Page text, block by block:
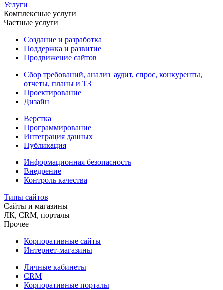
Услуги
Комплексные услуги
Частные услуги
Создание и разработка
Поддержка и развитие
Продвижение сайтов
Сбор требований, анализ, аудит, спрос, конкуренты,
отчеты, планы и ТЗ
Проектирование
Дизайн
Верстка
Программирование
Интеграция данных
Публикация
Информационная безопасность
Внедрение
Контроль качества
Типы сайтов
Сайты и магазины
ЛК, CRM, порталы
Прочее
Корпоративные сайты
Интернет-магазины
Личные кабинеты
CRM
Корпоративные порталы